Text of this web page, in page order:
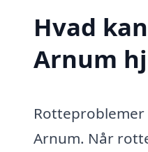
Hvad
Arnum
Arnum. Når